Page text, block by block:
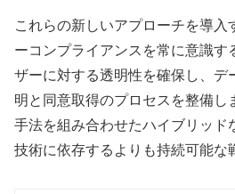
これらの新しいアプローチを導入
ーコンプライアンスを常に意識す
ザーに対する透明性を確保し、デ
明と同意取得のプロセスを整備し
手法を組み合わせたハイブリッド
技術に依存するよりも持続可能な